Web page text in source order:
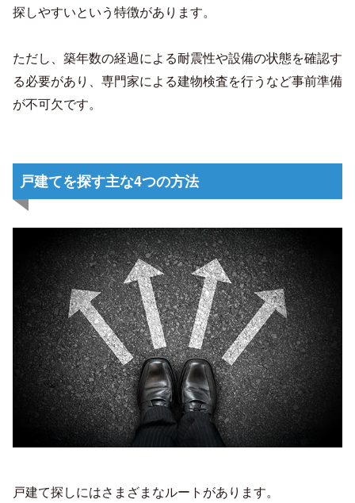
探しやすいという特徴があります。
ただし、築年数の経過による耐震性や設備の状態を確認す
る必要があり、専門家による建物検査を行うなど事前準備
が不可欠です。
戸建てを探す主な4つの方法
戸建て探しにはさまざまなルートがあります。